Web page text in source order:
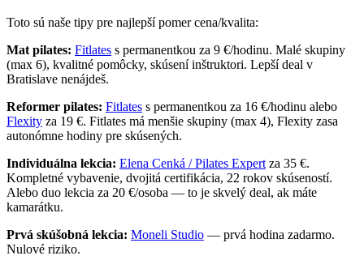
Toto sú naše tipy pre najlepší pomer cena/kvalita:
Mat pilates: Fitlates s permanentkou za 9 €/hodinu. Malé skupiny
(max 6), kvalitné pomôcky, skúsení inštruktori. Lepší deal v
Bratislave nenájdeš.
Reformer pilates: Fitlates s permanentkou za 16 €/hodinu alebo
Flexity za 19 €. Fitlates má menšie skupiny (max 4), Flexity zasa
autonómne hodiny pre skúsených.
Individuálna lekcia: Elena Cenká / Pilates Expert za 35 €.
Kompletné vybavenie, dvojitá certifikácia, 22 rokov skúseností.
Alebo duo lekcia za 20 €/osoba — to je skvelý deal, ak máte
kamarátku.
Prvá skúšobná lekcia: Moneli Studio — prvá hodina zadarmo.
Nulové riziko.